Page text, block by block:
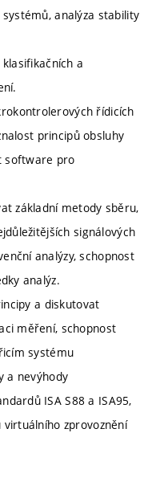
analýza stability
a
řídicích
principů obsluhy
software pro
základní metody sběru,
signálových
analýzy, schopnost
analýz.
a diskutovat
měření, schopnost
systému
a nevýhody
ISA S88 a ISA95,
zprovoznění